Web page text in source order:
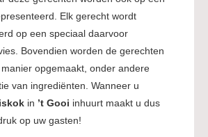
Elk gerecht wordt
op een speciaal daarvoor
Bovendien worden de gerechten
opgemaakt, onder andere
van ingrediënten. Wanneer u
in ’t Gooi inhuurt maakt u dus
op uw gasten!